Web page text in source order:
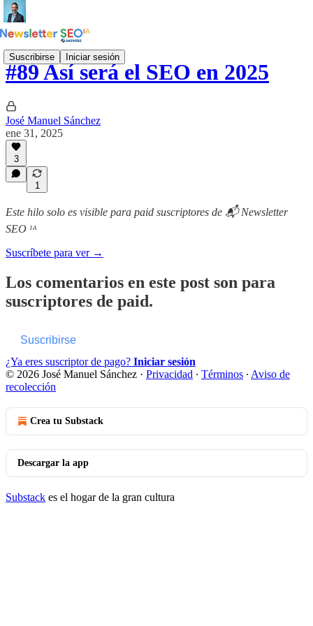
Suscribirse Iniciar sesión
#89 Así será el SEO en 2025
José Manuel Sánchez
ene 31, 2025
3
1
Este hilo solo es visible para paid suscriptores de 📬 Newsletter
SEO ᴵᴬ
Suscríbete para ver →
Los comentarios en este post son para
suscriptores de paid.
Suscribirse
¿Ya eres suscriptor de pago? Iniciar sesión
© 2026 José Manuel Sánchez · Privacidad ∙ Términos ∙ Aviso de
recolección
Crea tu Substack
Descargar la app
Substack es el hogar de la gran cultura